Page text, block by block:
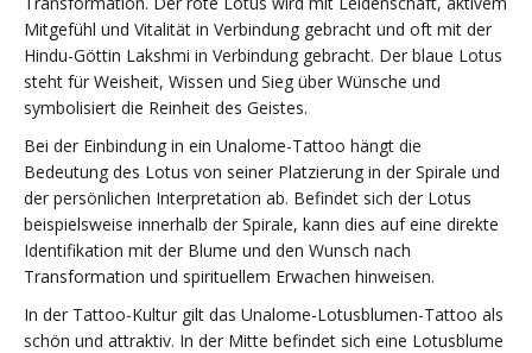
Mitgefühl und Vitalität in Verbindung gebracht und oft mit der
Hindu-Göttin Lakshmi in Verbindung gebracht. Der blaue Lotus
steht für Weisheit, Wissen und Sieg über Wünsche und
symbolisiert die Reinheit des Geistes.
Bei der Einbindung in ein Unalome-Tattoo hängt die
Bedeutung des Lotus von seiner Platzierung in der Spirale und
der persönlichen Interpretation ab. Befindet sich der Lotus
beispielsweise innerhalb der Spirale, kann dies auf eine direkte
Identifikation mit der Blume und den Wunsch nach
Transformation und spirituellem Erwachen hinweisen.
In der Tattoo-Kultur gilt das Unalome-Lotusblumen-Tattoo als
schön und attraktiv. In der Mitte befindet sich eine Lotusblume